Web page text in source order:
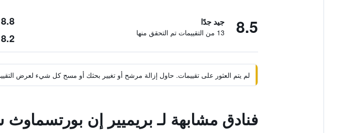
8.5 جيد جدًا
13 من التقييمات تم التحقق منها
8.8
8.2
لم يتم العثور على تقييمات. حاول إزالة مرشح أو تغيير بحثك أو مسح كل شيء لعرض
فنادق مشابهة لـ بريميير إن